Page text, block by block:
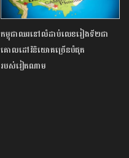
កម្ពុជាឈរនៅលំដាប់លេខរៀងទី២ជា
គោលដៅវិនិយោគច្រើនបំផុត
របស់វៀតណាម